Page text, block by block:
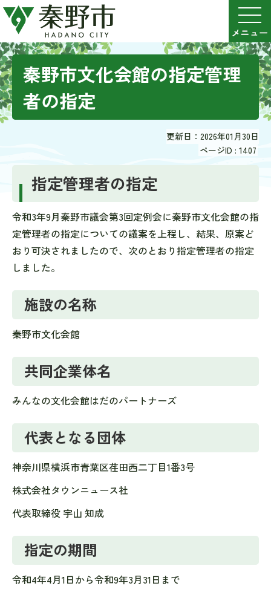
秦野市文化会館の指定管理
者の指定
更新日：2026年01月30日
ページID : 1407
指定管理者の指定
令和3年9月秦野市議会第3回定例会に秦野市文化会館の指
定管理者の指定についての議案を上程し、結果、原案ど
おり可決されましたので、次のとおり指定管理者の指定
しました。
施設の名称
秦野市文化会館
共同企業体名
みんなの文化会館はだのパートナーズ
代表となる団体
神奈川県横浜市青葉区荏田西二丁目1番3号
株式会社タウンニュース社
代表取締役 宇山 知成
指定の期間
令和4年4月1日から令和9年3月31日まで